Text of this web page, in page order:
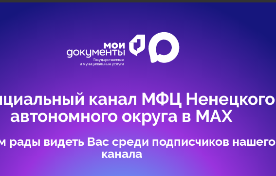
канал МФЦ Ненецкого
автономного округа в МАХ
рады видеть Вас среди подписчиков нашего
канала